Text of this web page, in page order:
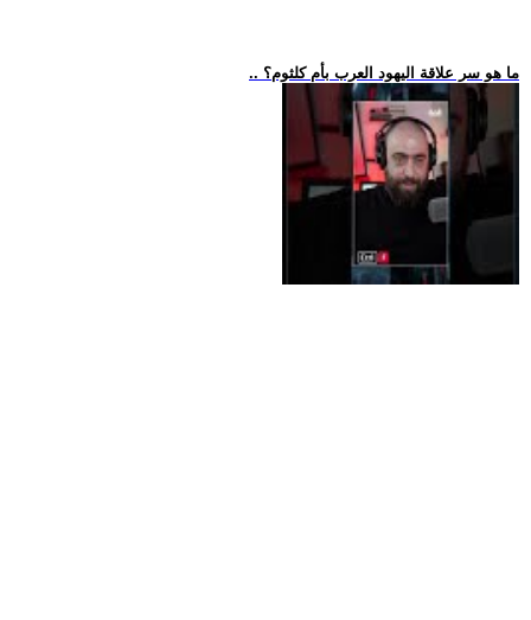
.. ما هو سر علاقة اليهود العرب بأم كلثوم؟